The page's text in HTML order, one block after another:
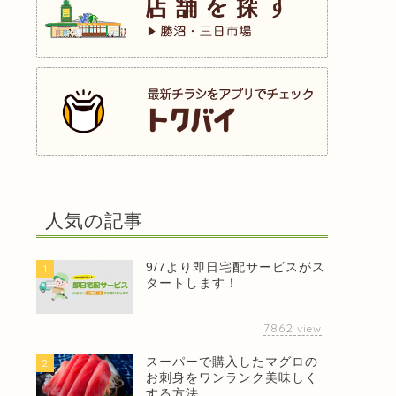
人気の記事
1
9/7より即日宅配サービスがス
タートします！
7862 view
2
スーパーで購入したマグロの
お刺身をワンランク美味しく